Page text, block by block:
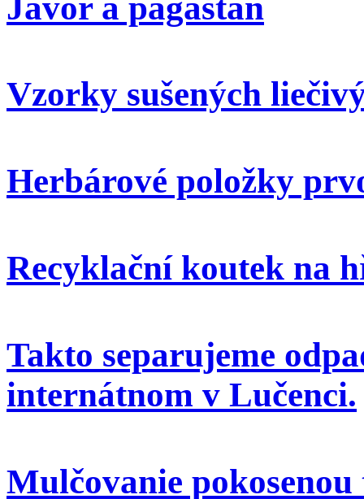
Vzorky sušených
Herbárové položky
Recyklační koutek na
Takto separujeme
internátnom v Lučenci.
Mulčovanie